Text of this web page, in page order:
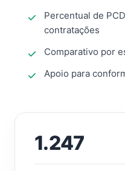
Percentual de
contratações
Comparativo por
Apoio para
1.247